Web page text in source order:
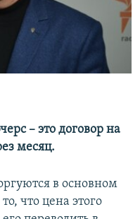
– это договор на
месяц.
в основном
что цена этого